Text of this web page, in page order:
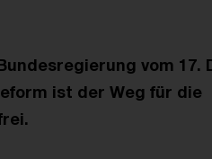
vom 17.
ist der Weg für die